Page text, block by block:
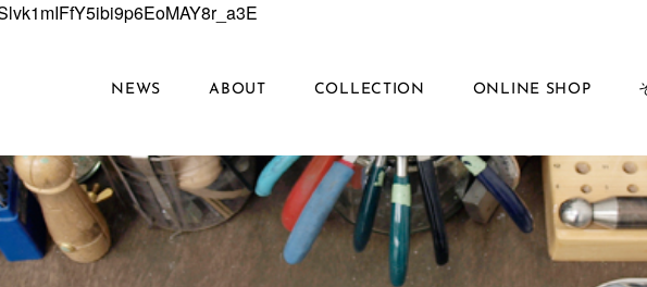
NEWS ABOUT COLLECTION ONLINE SHOP